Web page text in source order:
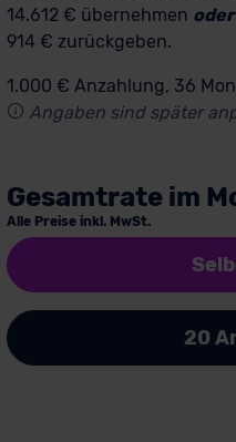
14.612 € übernehmen oder
914 € zurückgeben.
1.000 € Anzahlung, 36
Angaben sind später
Gesamtrate im
Alle Preise inkl. MwSt.
20